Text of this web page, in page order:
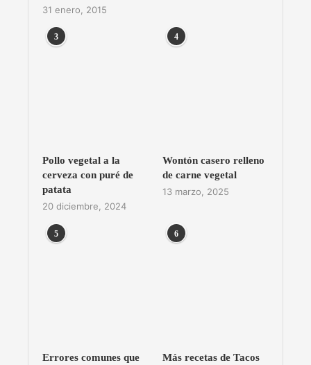
31 enero, 2015
3
Pollo vegetal a la
cerveza con puré de
patata
20 diciembre, 2024
4
Wontón casero relleno
de carne vegetal
13 marzo, 2025
5
Errores comunes que
6
Más recetas de Tacos